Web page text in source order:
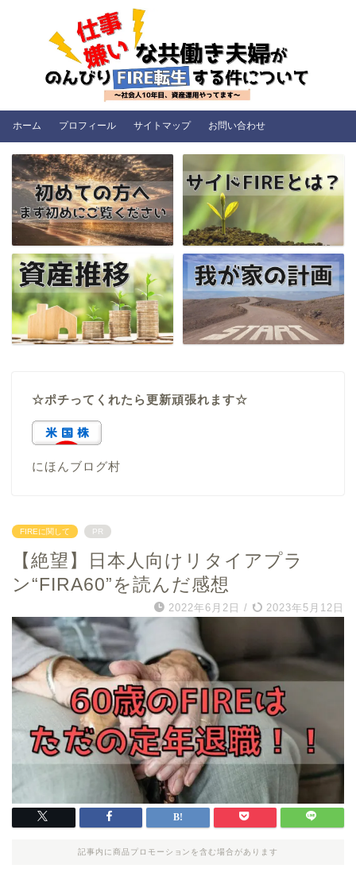
ホーム プロフィール サイトマップ お問い合わせ
☆ポチってくれたら更新頑張れます☆
にほんブログ村
FIREに関して PR
【絶望】日本人向けリタイアプラ
ン“FIRA60”を読んだ感想
2022年6月2日 / 2023年5月12日
記事内に商品プロモーションを含む場合があります